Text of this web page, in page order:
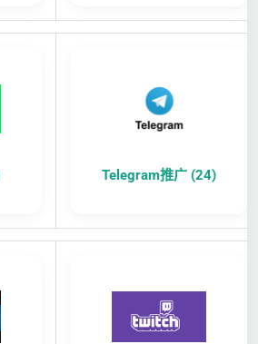
Telegram推广 (24)